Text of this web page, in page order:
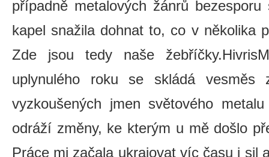
případně metalových žánrů
kapel snažila dohnat to, co v několika
Zde jsou tedy naše
uplynulého roku se skládá vesměs
vyzkoušených jmen světového
odráží změny, ke kterým u mě došlo
Práce mi začala ukrajovat víc času i sil